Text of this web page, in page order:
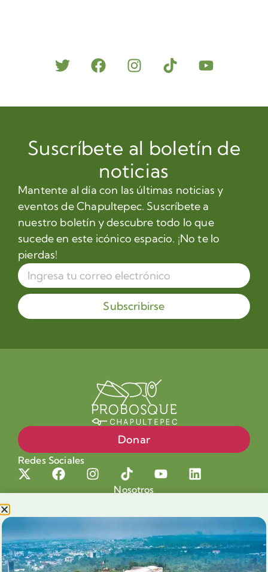
Suscríbete al boletín de
noticias
Mantente al día con las últimas noticias y
eventos de Chapultepec. Suscríbete a
nuestro boletín y descubre todo lo que
sucede en este icónico espacio. ¡No te lo
pierdas!
Subscribirse
Donar
Redes Sociales
Nosotros
Nuestra Causa
Productos con Causa